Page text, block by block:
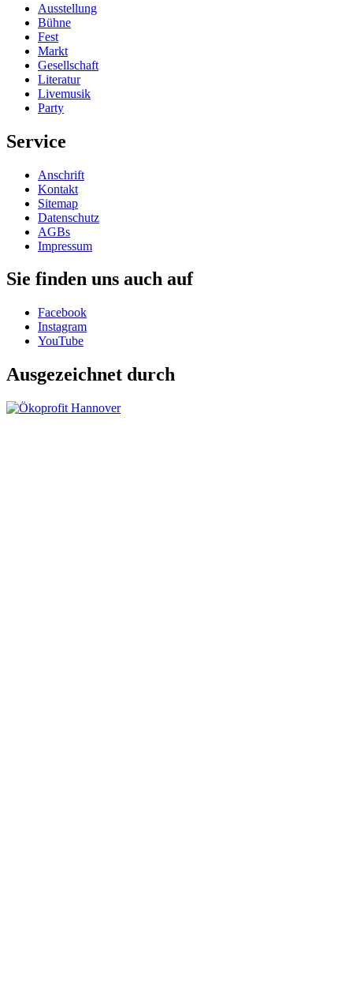
Ausstellung
Bühne
Fest
Markt
Gesellschaft
Literatur
Livemusik
Party
Service
Anschrift
Kontakt
Sitemap
Datenschutz
AGBs
Impressum
Sie finden uns auch auf
Facebook
Instagram
YouTube
Ausgezeichnet durch